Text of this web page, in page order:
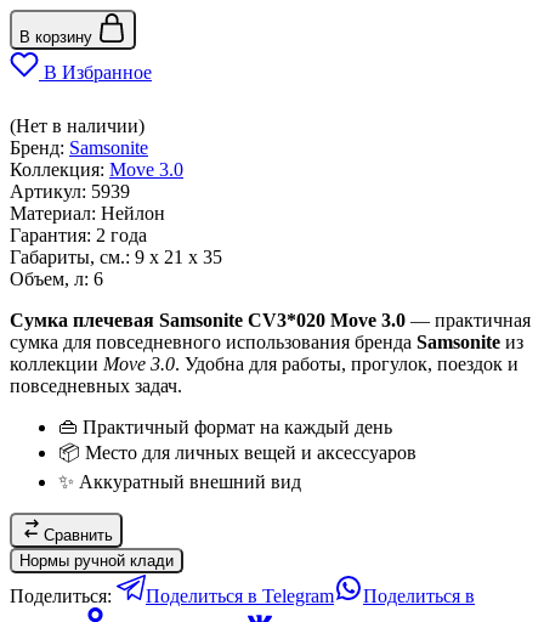
В корзину
В Избранное
(Нет в наличии)
Бренд: Samsonite
Коллекция: Move 3.0
Артикул: 5939
Материал: Нейлон
Гарантия: 2 года
Габариты, см.: 9 x 21 x 35
Объем, л: 6
Сумка плечевая Samsonite CV3*020 Move 3.0 — практичная
сумка для повседневного использования бренда Samsonite из
коллекции Move 3.0. Удобна для работы, прогулок, поездок и
повседневных задач.
👜 Практичный формат на каждый день
📦 Место для личных вещей и аксессуаров
✨ Аккуратный внешний вид
Сравнить
Нормы ручной клади
Поделиться: Поделиться в Telegram
Поделиться в